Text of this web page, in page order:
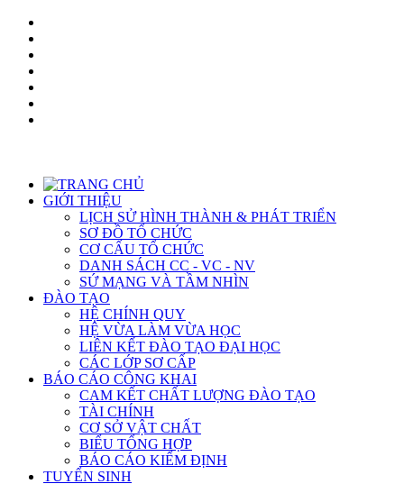
GIỚI THIỆU
LỊCH SỬ HÌNH THÀNH & PHÁT TRIỂN
SƠ ĐỒ TỔ CHỨC
CƠ CẤU TỔ CHỨC
DANH SÁCH CC - VC - NV
SỨ MẠNG VÀ TẦM NHÌN
ĐÀO TẠO
HỆ CHÍNH QUY
HỆ VỪA LÀM VỪA HỌC
LIÊN KẾT ĐÀO TẠO ĐẠI HỌC
CÁC LỚP SƠ CẤP
BÁO CÁO CÔNG KHAI
CAM KẾT CHẤT LƯỢNG ĐÀO TẠO
TÀI CHÍNH
CƠ SỞ VẬT CHẤT
BIỂU TỔNG HỢP
BÁO CÁO KIỂM ĐỊNH
TUYỂN SINH